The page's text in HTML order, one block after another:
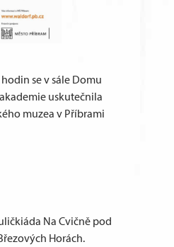
se v sále Domu
uskutečnila
muzea v Příbrami
Na Cvičně pod
Horách.